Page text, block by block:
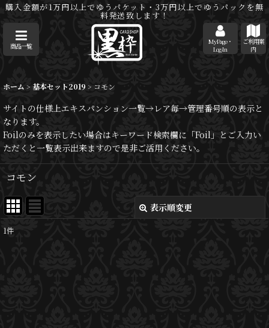
購入金額が1万円以上でゆうパケット・3万円以上でゆうパックを無
料発送致します！
商品一覧
MyPage・
Log-In
ご利用案
内
ホーム > 基本セット2019 > コモン
サイトの仕様上エキスパンション一覧→レア毎→管理番号順の表示と
なります。
Foilのみを表示したい場合はキーワード検索欄に「Foil」とご入力い
ただくと一覧表示出来ますので是非ご活用ください。
コモン
表示順変更
1件